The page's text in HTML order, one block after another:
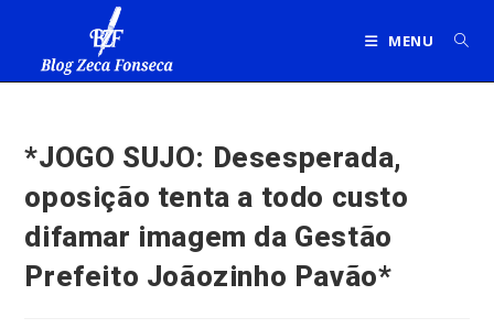
MENU
*JOGO SUJO: Desesperada,
oposição tenta a todo custo
difamar imagem da Gestão
Prefeito Joãozinho Pavão*